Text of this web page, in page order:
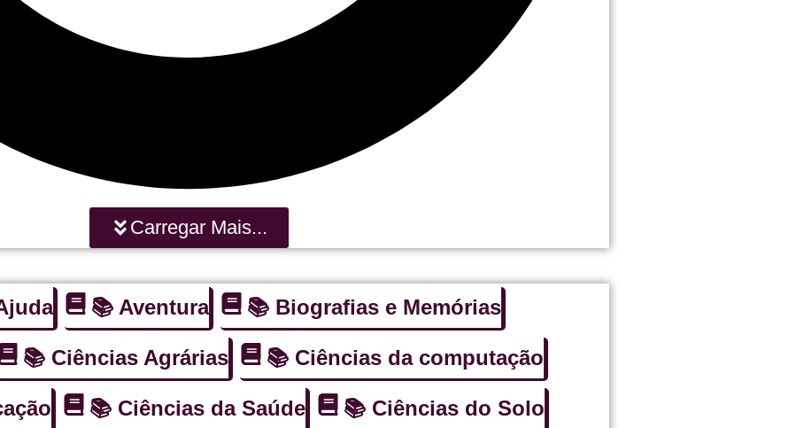
Carregar Mais...
📚 Aventura 📚 Biografias e Memórias
📚 Ciências Agrárias 📚 Ciências da computação
📚 Ciências da Saúde 📚 Ciências do Solo